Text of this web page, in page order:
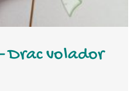
volador